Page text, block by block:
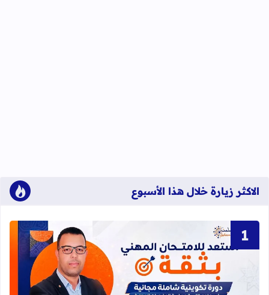
الاكثر زيارة خلال هذا الأسبوع